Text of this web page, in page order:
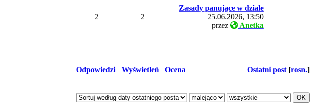
2 2
Zasady panujące w dziale
25.06.2026, 13:50
przez
Anetka
Odpowiedzi Wyświetleń Ocena Ostatni post [rosn.]